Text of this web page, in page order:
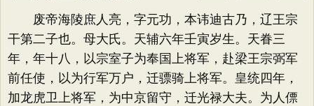
废帝海陵庶人亮，字元功，本讳迪古乃，辽王宗
干第二子也。母大氏。天辅六年壬寅岁生。天眷三
年，年十八，以宗室子为奉国上将军，赴梁王宗弼军
前任使，以为行军万户，迁骠骑上将军。皇统四年，
加龙虎卫上将军，为中京留守，迁光禄大夫。为人僄